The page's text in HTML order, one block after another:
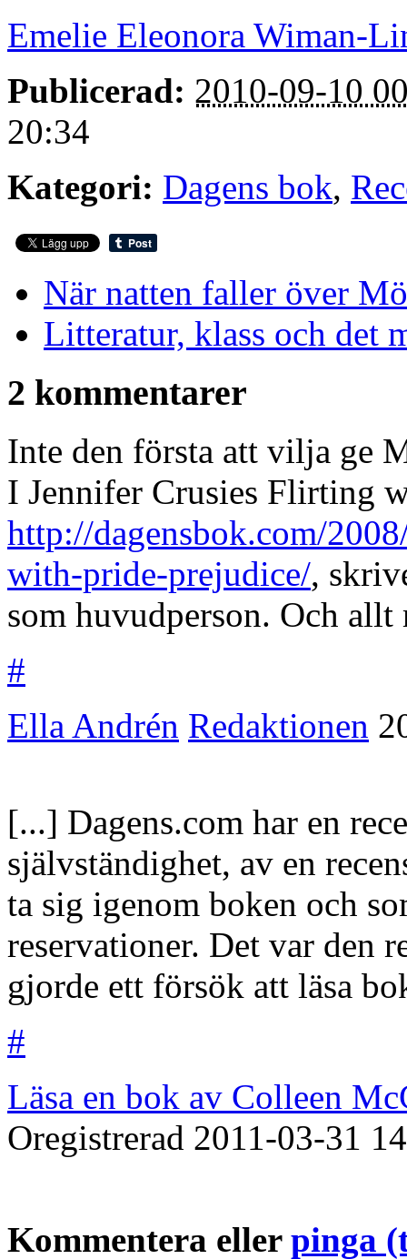
Emelie Eleonora Wiman-
Publicerad: 2010-09-10
20:34
Kategori: Dagens bok,
När natten faller över
Litteratur, klass och det
2 kommentarer
Inte den första att vilja ge
I Jennifer Crusies Flirting
http://dagensbok.com/
with-pride-prejudice/,
som huvudperson. Och
#
Ella Andrén Redaktionen
[...] Dagens.com har en
självständighet, av en
ta sig igenom boken och
reservationer. Det var den
gjorde ett försök att läsa
#
Läsa en bok av Colleen
Oregistrerad 2011-03-31
Kommentera eller pinga